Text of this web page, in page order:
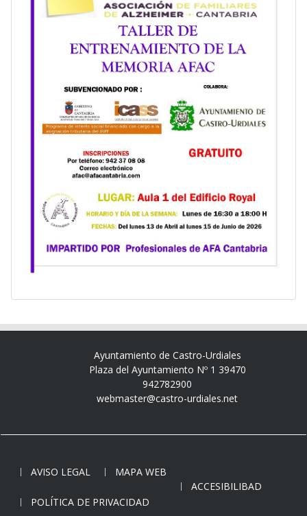
Ayuntamiento de Castro-Urdiales
Plaza del Ayuntamiento Nº 1 39470
942782900
webmaster@castro-urdiales.net
AVISO LEGAL
MAPA WEB
ACCESIBILIBAD
POLÍTICA DE PRIVACIDAD